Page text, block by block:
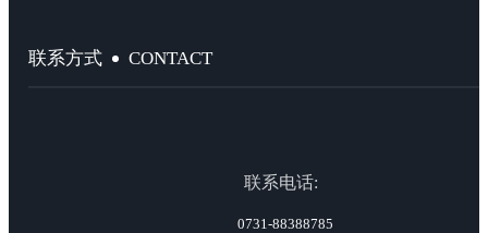
联系方式 CONTACT
联系电话:
0731-88388785